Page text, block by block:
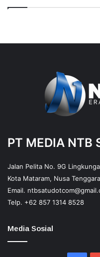
PT MEDIA NTB
Jalan Pelita No. 9G
Kota Mataram, Nusa
Email.
Telp. +62 857 1314 8528
Media Sosial